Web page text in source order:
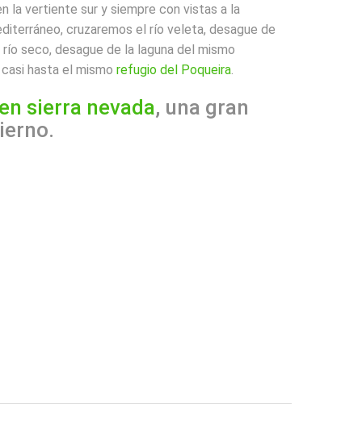
la vertiente sur y siempre con vistas a la
cruzaremos el río veleta, desague de
seco, desague de la laguna del mismo
hasta el mismo refugio del Poqueira
sierra nevada, una gran